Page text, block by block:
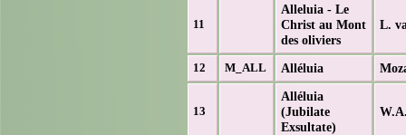
11
Alleluia - Le
Christ au Mont
des oliviers
L.
12 M_ALL Alléluia
13
Alléluia
(Jubilate
Exsultate)